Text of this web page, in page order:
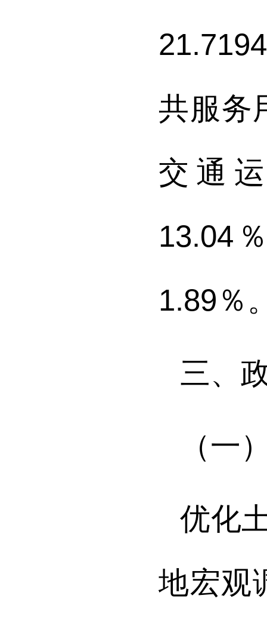
21.7194
共服务
交通
13.04
1.89 ％
三、
（一
优化
地宏观